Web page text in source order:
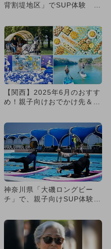
背割堤地区」でSUP体験 親
【関西】2025年6月のおすす
め！親子向けおでかけ先＆イ
神奈川県「大磯ロングビー
チ」で、親子向けSUP体験